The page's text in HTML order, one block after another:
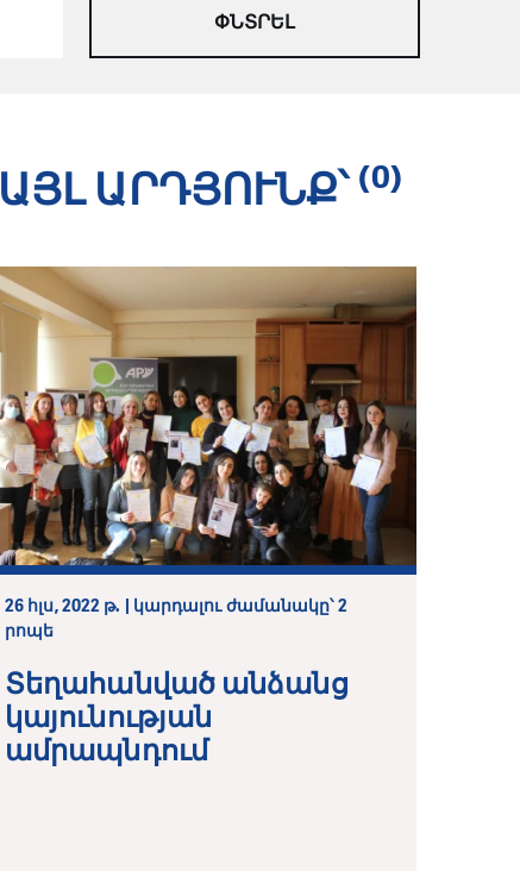
ԱՅԼ ԱՐԴՅՈՒՆՔ՝ (0)
26 հլս, 2022 թ. | կարդալու ժամանակը՝ 2
րոպե
Տեղահանված անձանց
կայունության
ամրապնդում